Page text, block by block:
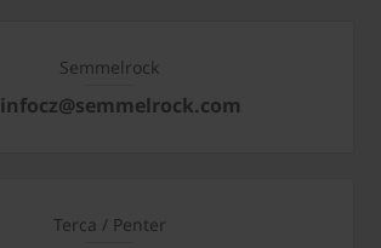
Semmelrock
infocz@semmelrock.com
Terca / Penter